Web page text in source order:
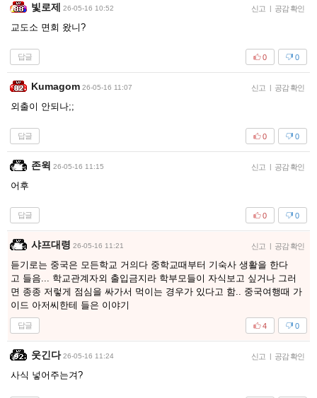
빛로제 26-05-16 10:52 신고 | 공감 확인
교도소 면회 왔니?
답글 0
0
Kumagom 26-05-16 11:07 신고 | 공감 확인
외출이 안되나;;
답글 0
0
존윅 26-05-16 11:15 신고 | 공감 확인
어후
답글 0
0
샤프대령 26-05-16 11:21 신고 | 공감 확인
듣기로는 중국은 모든학교 거의다 중학교때부터 기숙사 생활을 한다
고 들음... 학교관계자외 출입금지라 학부모들이 자식보고 싶거나 그러
면 종종 저렇게 점심을 싸가서 먹이는 경우가 있다고 함.. 중국여행때 가
이드 아저씨한테 들은 이야기
답글 0
4
웃긴다 26-05-16 11:24 신고 | 공감 확인
사식 넣어주는겨?